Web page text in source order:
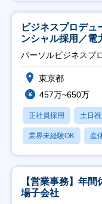
ビジネスプロデュ
ンシャル採用／電
ト推進】
パーソルビジネスプ
東京都
457万~650万
正社員採用 土日
業界未経験OK 産
【営業事務】年
場子会社